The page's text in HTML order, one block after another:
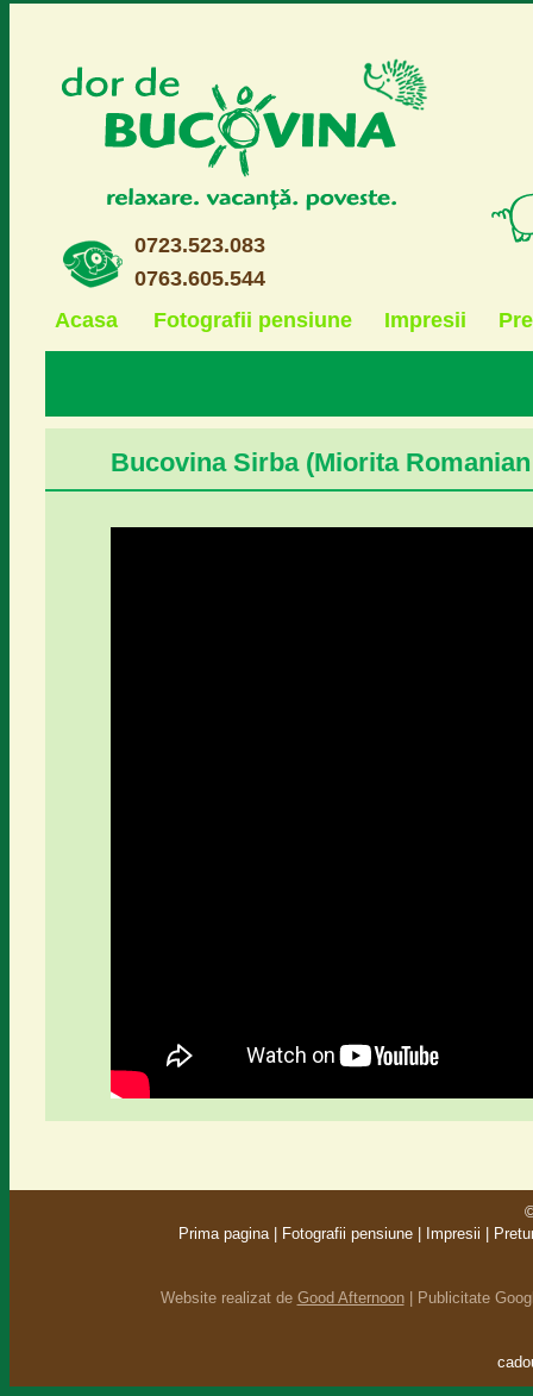
0723.523.083
0763.605.544
Acasa
Fotografii pensiune Impresii
Bucovina Sirba (Miorita
Prima pagina | Fotografii pensiune | Impresii |
Website realizat de Good Afternoon| Publicitate